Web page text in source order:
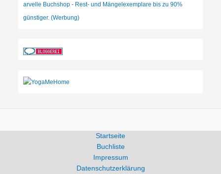
arvelle Buchshop - Rest- und Mängelexemplare bis zu 90%
günstiger. (Werbung)
Startseite
Buchliste
Impressum
Datenschutzerklärung